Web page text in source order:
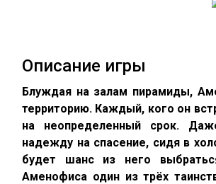
Описание игры
Блуждая на залам пирамиды,
территорию. Каждый, кого он
на неопределенный срок.
надежду на спасение, сидя в
будет шанс из него
Аменофиса один из трёх